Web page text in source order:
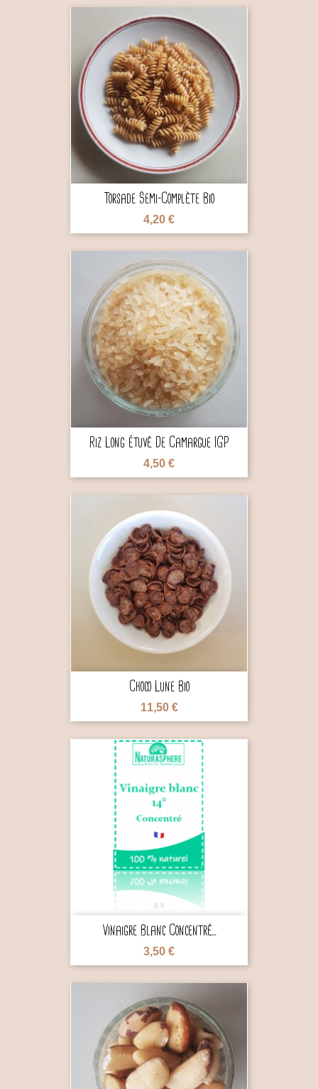

Torsade Semi-Complète Bio
4,20 €

Riz Long Étuvé De Camargue IGP
4,50 €

Choco Lune Bio
11,50 €

Vinaigre Blanc Concentré...
3,50 €
